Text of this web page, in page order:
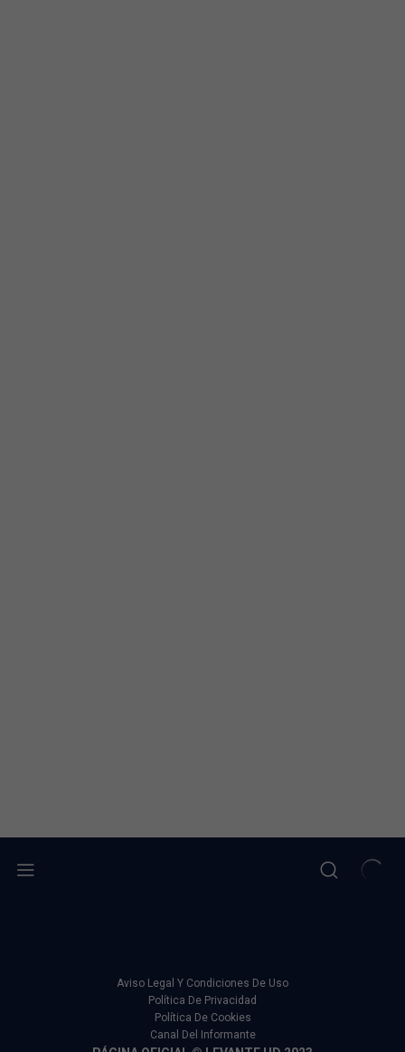
Aviso Legal Y Condiciones De Uso
Política De Privacidad
Política De Cookies
Canal Del Informante